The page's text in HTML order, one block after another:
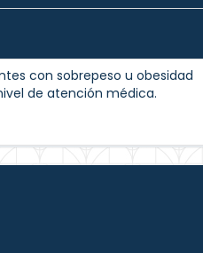
con sobrepeso u obesidad
de atención médica.